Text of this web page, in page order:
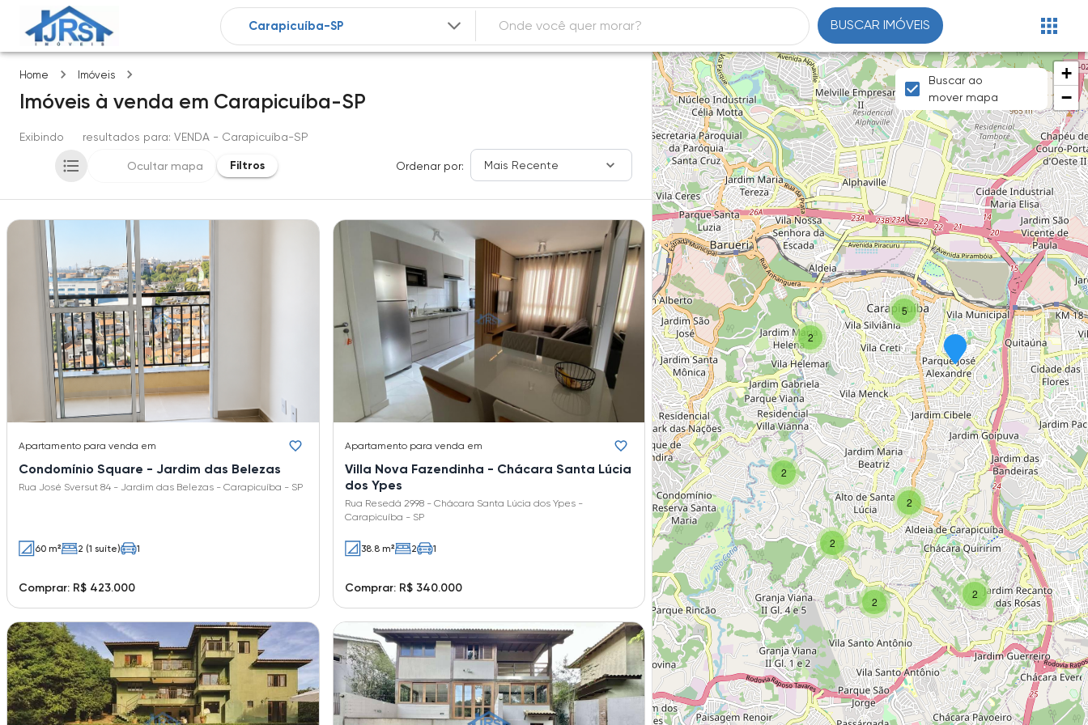
BUSCAR IMÓVEIS
Home Imóveis
Imóveis à venda em Carapicuíba-SP
Exibindo resultados para: VENDA - Carapicuíba-SP
Ocultar mapa Filtros Ordenar por: Mais Recente
Apartamento para venda em
Condomínio Square - Jardim das Belezas
Rua José Sversut 84 - Jardim das Belezas - Carapicuíba - SP
60 m² 2 (1 suíte) 1
Comprar: R$ 423.000
Apartamento para venda em
Villa Nova Fazendinha - Chácara Santa Lúcia
dos Ypes
Rua Resedá 2998 - Chácara Santa Lúcia dos Ypes -
Carapicuíba - SP
38.8 m² 2 1
Comprar: R$ 340.000 2
2
5
2
2
2
2
+
−
Buscar ao
mover mapa